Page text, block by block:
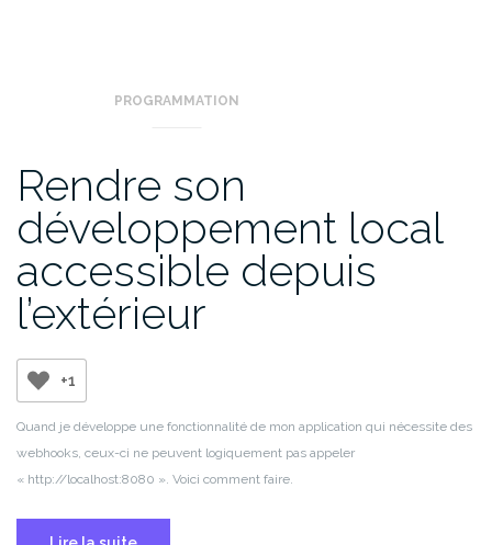
PROGRAMMATION
Rendre son
développement local
accessible depuis
l’extérieur
+1
Quand je développe une fonctionnalité de mon application qui nécessite des
webhooks, ceux-ci ne peuvent logiquement pas appeler
« http://localhost:8080 ». Voici comment faire.